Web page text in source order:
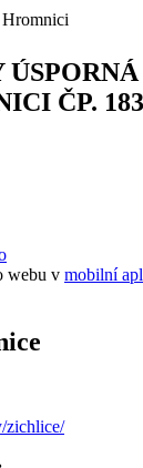
ČP. 183
webu v mobilní
zichlice/